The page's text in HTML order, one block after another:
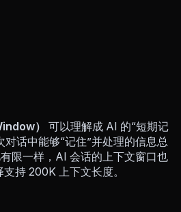
）
可以理解成 AI 的“短期记
话中能够“记住”并处理的信息总
限一样，AI 会话的上下文窗口也
持 200K 上下文长度。